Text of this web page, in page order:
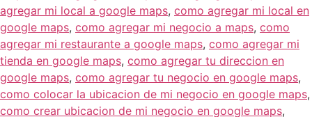
agregar mi local a google maps, como agregar mi local en
google maps, como agregar mi negocio a maps, como
agregar mi restaurante a google maps, como agregar mi
tienda en google maps, como agregar tu direccion en
google maps, como agregar tu negocio en google maps,
como colocar la ubicacion de mi negocio en google maps,
como crear ubicacion de mi negocio en google maps,